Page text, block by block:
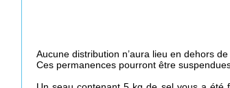
Aucune distribution n’aura lieu en dehors
Ces permanences pourront être